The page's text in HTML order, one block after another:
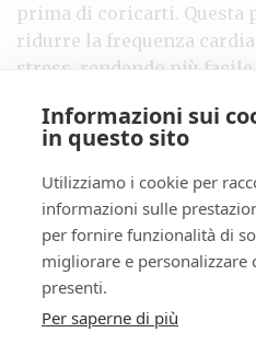
prima di coricarti. Questa
ridurre la frequenza
stress, rendendo più
tecniche di meditazione
mindfulness, possono
a questa pratica, puoi
consapevolezzae la tua
pensieri negativi.
nella tua routine
una parte fondamentale
meditazione guidata
Informazioni sui
in questo sito
Utilizziamo i cookie per
informazioni sulle
per fornire funzionalità di
migliorare e
presenti.
Per saperne di più